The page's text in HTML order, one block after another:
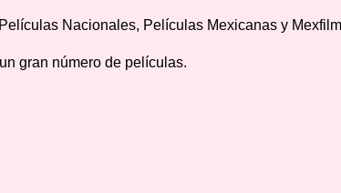
Nacionales, Películas Mexicanas y
gran número de películas.